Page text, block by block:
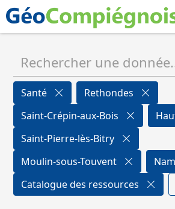
Santé
Rethondes
Saint-Crépin-aux-Bois
Saint-Pierre-lès-Bitry
Moulin-sous-Touvent
Catalogue des ressources